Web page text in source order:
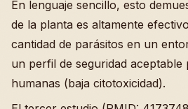
En lenguaje sencillo, esto
de la planta es altamente
cantidad de parásitos en un
un perfil de seguridad aceptable
humanas (baja citotoxicidad).